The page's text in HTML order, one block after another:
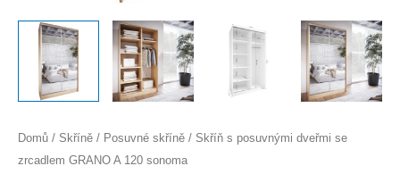
Domů / Skříně / Posuvné skříně / Skříň s posuvnými dveřmi se
zrcadlem GRANO A 120 sonoma